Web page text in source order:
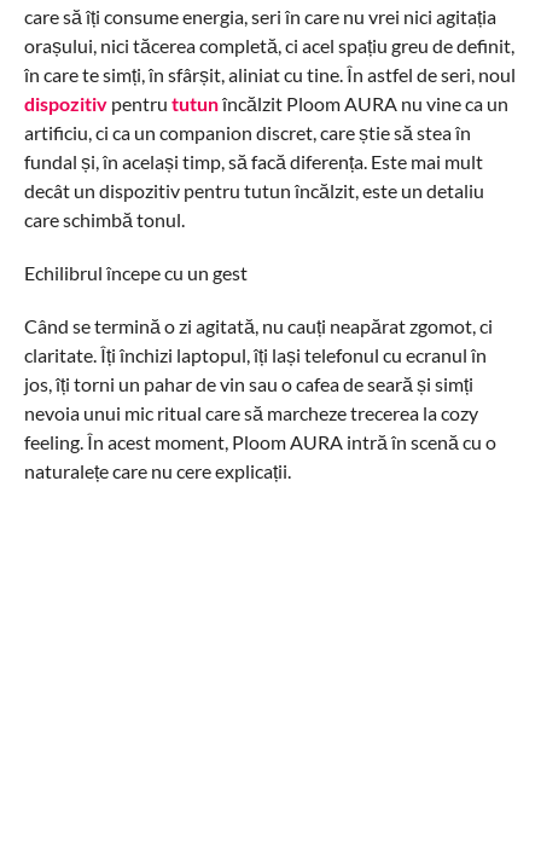
care să îți consume energia, seri în care nu vrei nici agitația
orașului, nici tăcerea completă, ci acel spațiu greu de definit,
în care te simți, în sfârșit, aliniat cu tine. În astfel de seri, noul
dispozitivpentru tutunîncălzit Ploom AURA nu vine ca un
artificiu, ci ca un companion discret, care știe să stea în
fundal și, în același timp, să facă diferența. Este mai mult
decât un dispozitiv pentru tutun încălzit, este un detaliu
care schimbă tonul.
Echilibrul începe cu un gest
Când se termină o zi agitată, nu cauți neapărat zgomot, ci
claritate. Îți închizi laptopul, îți lași telefonul cu ecranul în
jos, îți torni un pahar de vin sau o cafea de seară și simți
nevoia unui mic ritual care să marcheze trecerea la cozy
feeling. În acest moment, Ploom AURA intră în scenă cu o
naturalețe care nu cere explicații.